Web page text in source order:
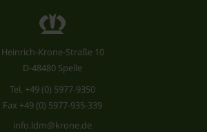
Heinrich-Krone-Straße 10
D-48480 Spelle
Tel. +49 (0) 5977-9350
Fax +49 (0) 5977-935-339
info.ldm@krone.de